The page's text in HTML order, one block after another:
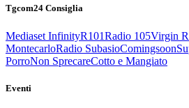
Tgcom24 Consiglia
Mediaset InfinityR101Radio 105Virgin
MontecarloRadio SubasioComingsoon
PorroNon SprecareCotto e Mangiato
Eventi